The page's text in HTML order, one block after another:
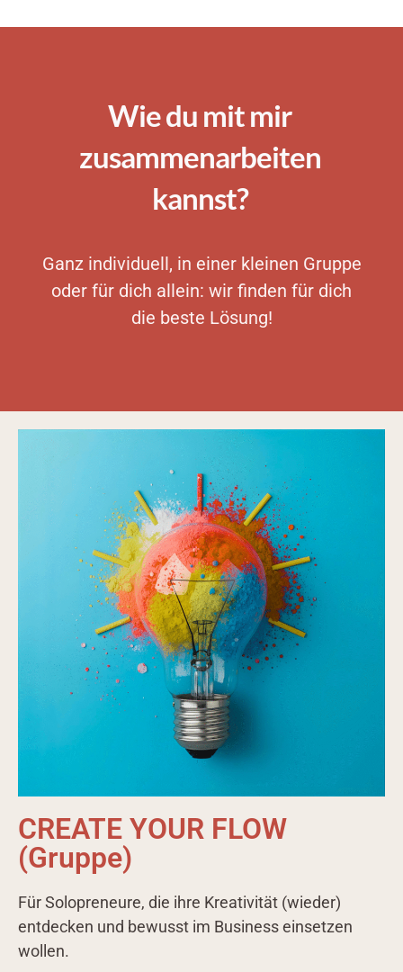
Wie du mit mir
zusammenarbeiten
kannst?
Ganz individuell, in einer kleinen Gruppe
oder für dich allein: wir finden für dich
die beste Lösung!
CREATE YOUR FLOW
(Gruppe)
Für Solopreneure, die ihre Kreativität (wieder)
entdecken und bewusst im Business einsetzen
wollen.